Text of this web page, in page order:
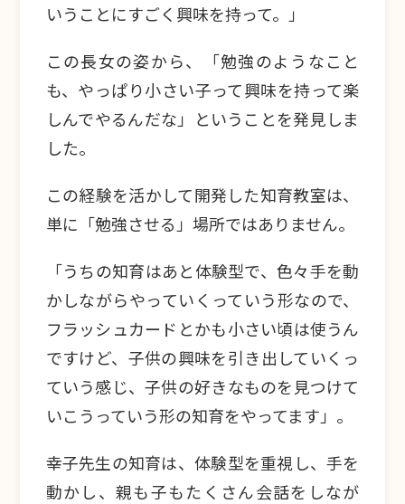
いうことにすごく興味を持って。」
この長女の姿から、「勉強のようなこと
も、やっぱり小さい子って興味を持って楽
しんでやるんだな」ということを発見しま
した。
この経験を活かして開発した知育教室は、
単に「勉強させる」場所ではありません。
「うちの知育はあと体験型で、色々手を動
かしながらやっていくっていう形なので、
フラッシュカードとかも小さい頃は使うん
ですけど、子供の興味を引き出していくっ
ていう感じ、子供の好きなものを見つけて
いこうっていう形の知育をやってます」。
幸子先生の知育は、体験型を重視し、手を
動かし、親も子もたくさん会話をしなが